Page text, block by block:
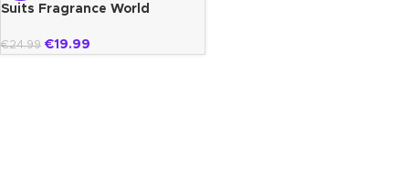
Suits Fragrance World
€24.99 €19.99